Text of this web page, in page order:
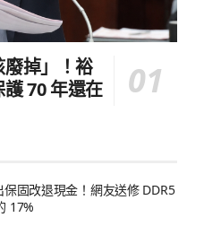
掉」！裕
70 年還在
固改退現金！網友送修 DDR5
17%